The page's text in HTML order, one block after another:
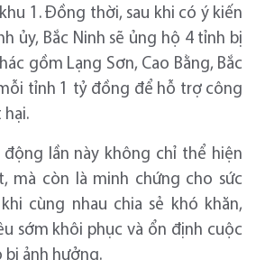
1. Đồng thời, sau khi có ý kiến
ủy, Bắc Ninh sẽ ủng hộ 4 tỉnh bị
gồm Lạng Sơn, Cao Bằng, Bắc
mỗi tỉnh 1 tỷ đồng để hỗ trợ công
hại.
lần này không chỉ thể hiện
mà còn là minh chứng cho sức
cùng nhau chia sẻ khó khăn,
sớm khôi phục và ổn định cuộc
bị ảnh hưởng.